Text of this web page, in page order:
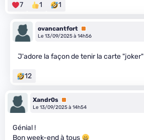
7 1 1
ovancantfort Premium
Le 13/09/2025 à 14h56
J'adore la façon de tenir la carte "joker"
12
Xandr0s Premium
Le 13/09/2025 à 14h54
Génial !
Bon week-end à tous